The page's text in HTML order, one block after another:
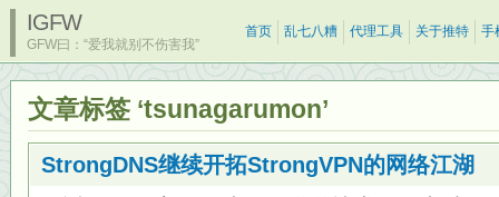
IGFW
GFW曰：“爱我就别不伤害我”
首页 乱七八糟 代理工具 关于推特 手
文章标签 ‘tsunagarumon’
StrongDNS继续开拓StrongVPN的网络江湖